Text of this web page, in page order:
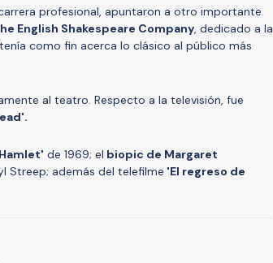
profesional, apuntaron a otro importante
English Shakespeare Company, dedicado a la
como fin acerca lo clásico al público más
al teatro. Respecto a la televisión, fue
de 1969; el biopic de Margaret
Streep; además del telefilme 'El regreso de